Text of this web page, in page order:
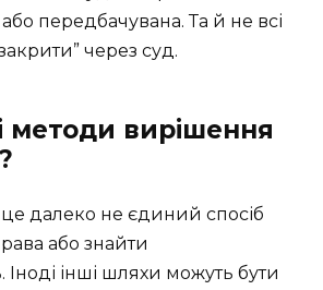
передбачувана. Та й не всі
через суд.
методи вирішення
далеко не єдиний спосіб
або знайти
Іноді інші шляхи можуть бути